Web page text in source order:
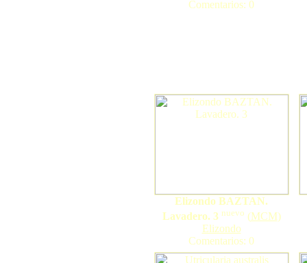
Comentarios: 0
Elizondo BAZTAN.
Lavadero. 3 nuevo (MCM)
Elizondo
Comentarios: 0